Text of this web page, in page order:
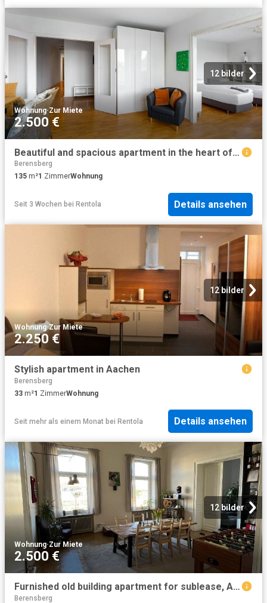
12 bilder
Wohnung·Zur Miete
2.500 €
Beautiful and spacious apartment in the heart of Aachen, Aachen Amsterdam Apartments for Rent
Berensberg
135 m²1 ZimmerWohnung
Seit 3 Wochen bei Rentola Details ansehen
12 bilder
Wohnung·Zur Miete
2.250 €
Stylish apartment in Aachen
Berensberg
33 m²1 ZimmerWohnung
Seit mehr als einem Monat bei Rentola Details ansehen
12 bilder
Wohnung·Zur Miete
2.500 €
Furnished old building apartment for sublease, Aachen Amsterdam Apartments for Rent
Berensberg